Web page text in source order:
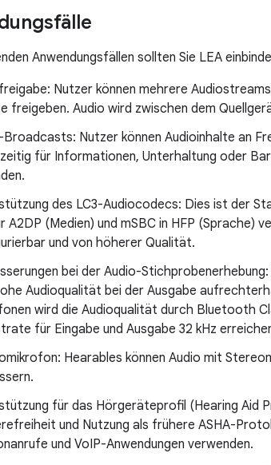
Anwendungsfällen sollten Sie LEA
Nutzer können mehrere
freigeben. Audio wird zwischen dem
Nutzer können Audioinhalte an
für Informationen, Unterhaltung oder
des LC3-Audiocodecs: Dies ist der
A2DP (Medien) und mSBC in HFP (Sprache)
und von höherer Qualität.
bei der Audio-
Audioqualität bei der Ausgabe
wird die Audioqualität durch Bluetooth
für Eingabe und Ausgabe 32 kHz
Hearables können Audio mit
für das Hörgeräteprofil (Hearing Aid
und Nutzung als frühere ASHA-
und VoIP-Anwendungen verwenden.